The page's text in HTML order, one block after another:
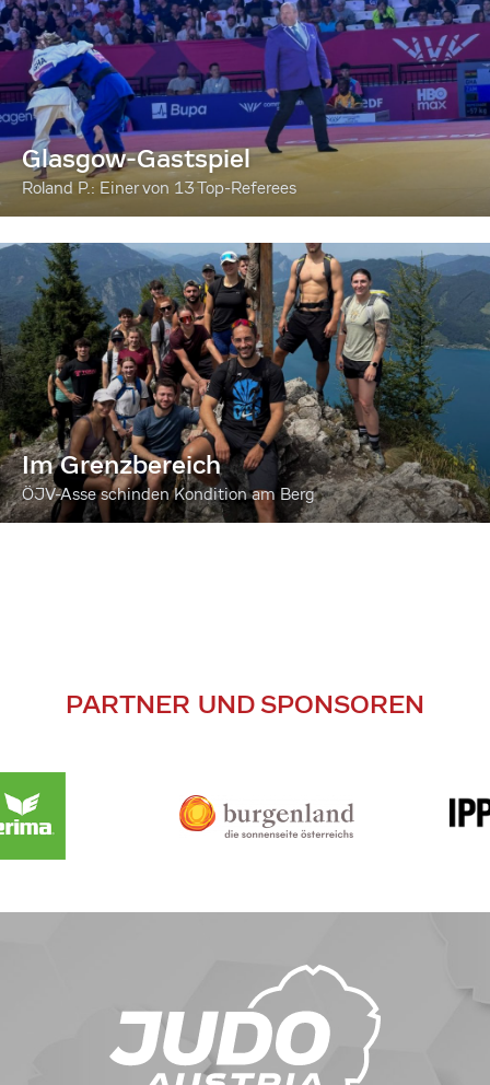
Glasgow-Gastspiel
Roland P.: Einer von 13 Top-Referees
Im Grenzbereich
ÖJV-Asse schinden Kondition am Berg
PARTNER UND SPONSOREN